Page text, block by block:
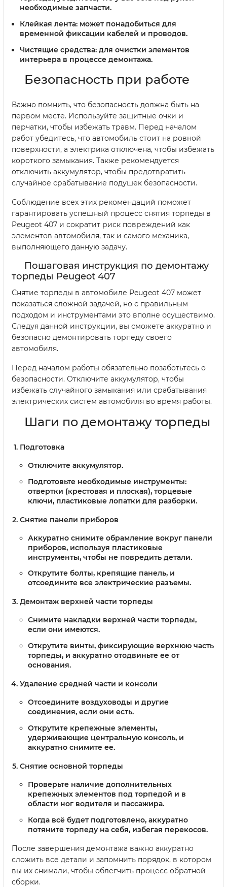
необходимые запчасти.
Клейкая лента: может понадобиться для
временной фиксации кабелей и проводов.
Чистящие средства: для очистки элементов
интерьера в процессе демонтажа.
Безопасность при работе
Важно помнить, что безопасность должна быть на
первом месте. Используйте защитные очки и
перчатки, чтобы избежать травм. Перед началом
работ убедитесь, что автомобиль стоит на ровной
поверхности, а электрика отключена, чтобы избежать
короткого замыкания. Также рекомендуется
отключить аккумулятор, чтобы предотвратить
случайное срабатывание подушек безопасности.
Соблюдение всех этих рекомендаций поможет
гарантировать успешный процесс снятия торпеды в
Peugeot 407 и сократит риск повреждений как
элементов автомобиля, так и самого механика,
выполняющего данную задачу.
Пошаговая инструкция по демонтажу
торпеды Peugeot 407
Снятие торпеды в автомобиле Peugeot 407 может
показаться сложной задачей, но с правильным
подходом и инструментами это вполне осуществимо.
Следуя данной инструкции, вы сможете аккуратно и
безопасно демонтировать торпеду своего
автомобиля.
Перед началом работы обязательно позаботьтесь о
безопасности. Отключите аккумулятор, чтобы
избежать случайного замыкания или срабатывания
электрических систем автомобиля во время работы.
Шаги по демонтажу торпеды
Подготовка
Отключите аккумулятор.
Подготовьте необходимые инструменты:
отвертки (крестовая и плоская), торцевые
ключи, пластиковые лопатки для разборки.
Снятие панели приборов
Аккуратно снимите обрамление вокруг панели
приборов, используя пластиковые
инструменты, чтобы не повредить детали.
Открутите болты, крепящие панель, и
отсоедините все электрические разъемы.
Демонтаж верхней части торпеды
Снимите накладки верхней части торпеды,
если они имеются.
Открутите винты, фиксирующие верхнюю часть
торпеды, и аккуратно отодвиньте ее от
основания.
Удаление средней части и консоли
Отсоедините воздуховоды и другие
соединения, если они есть.
Открутите крепежные элементы,
удерживающие центральную консоль, и
аккуратно снимите ее.
Снятие основной торпеды
Проверьте наличие дополнительных
крепежных элементов под торпедой и в
области ног водителя и пассажира.
Когда всё будет подготовлено, аккуратно
потяните торпеду на себя, избегая перекосов.
После завершения демонтажа важно аккуратно
сложить все детали и запомнить порядок, в котором
вы их снимали, чтобы облегчить процесс обратной
сборки.